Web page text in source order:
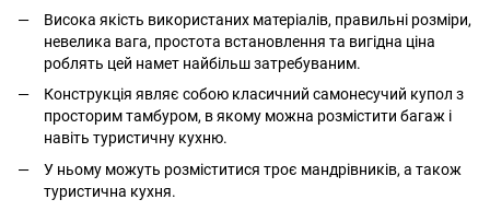
Висока якість використаних матеріалів, правильні розміри,
невелика вага, простота встановлення та вигідна ціна
роблять цей намет найбільш затребуваним.
Конструкція являє собою класичний самонесучий купол з
просторим тамбуром, в якому можна розмістити багаж і
навіть туристичну кухню.
У ньому можуть розміститися троє мандрівників, а також
туристична кухня.